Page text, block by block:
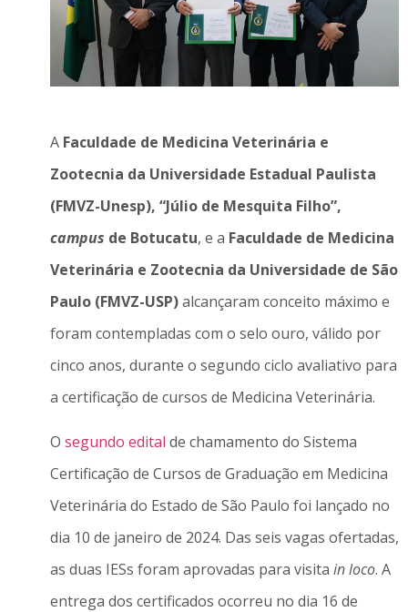
A Faculdade de Medicina Veterinária e
Zootecnia da Universidade Estadual Paulista
(FMVZ-Unesp), “Júlio de Mesquita Filho”,
campus de Botucatu, e a Faculdade de Medicina
Veterinária e Zootecnia da Universidade de São
Paulo (FMVZ-USP)alcançaram conceito máximo e
foram contempladas com o selo ouro, válido por
cinco anos, durante o segundo ciclo avaliativo para
a certificação de cursos de Medicina Veterinária.
O segundo edital de chamamento do Sistema
Certificação de Cursos de Graduação em Medicina
Veterinária do Estado de São Paulo foi lançado no
dia 10 de janeiro de 2024. Das seis vagas ofertadas,
as duas IESs foram aprovadas para visita in loco. A
entrega dos certificados ocorreu no dia 16 de